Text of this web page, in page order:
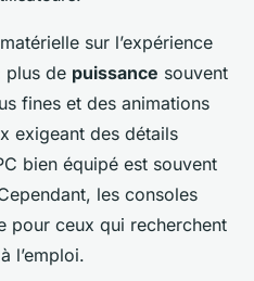
sur l’expérience
plus de puissance souvent
fines et des animations
exigeant des détails
bien équipé est souvent
les consoles
pour ceux qui recherchent
l’emploi.